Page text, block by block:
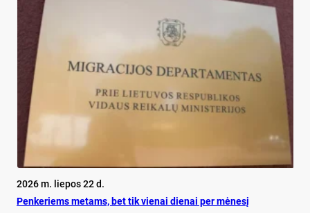
2026 m. liepos 22 d.
Pen­ke­riems me­tams, bet tik vie­nai die­nai per mė­ne­sį